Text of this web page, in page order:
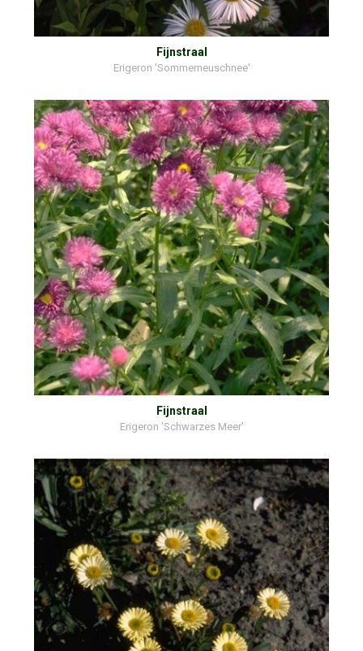
Fijnstraal
Erigeron 'Sommerneuschnee'
Fijnstraal
Erigeron 'Schwarzes Meer'